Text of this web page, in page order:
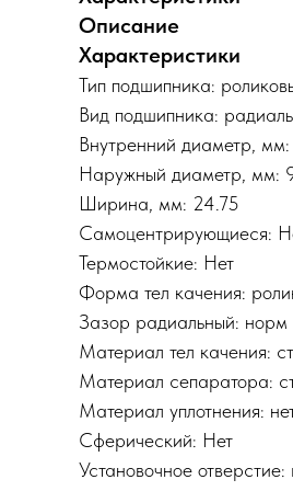
Описание
Характеристики
Тип подшипника:
Вид подшипника:
Внутренний диаметр,
Наружный диаметр, мм:
Ширина, мм: 24.75
Самоцентрирующиеся:
Термостойкие: Нет
Форма тел качения:
Зазор радиальный: норм
Материал тел качения:
Материал сепаратора:
Материал уплотнения:
Сферический: Нет
Установочное